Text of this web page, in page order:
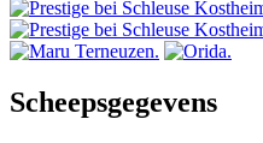
Scheepsgegevens